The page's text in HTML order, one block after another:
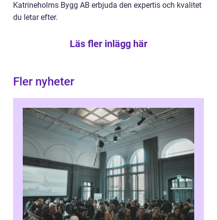
Katrineholms Bygg AB erbjuda den expertis och kvalitet
du letar efter.
Läs fler inlägg här
Fler nyheter